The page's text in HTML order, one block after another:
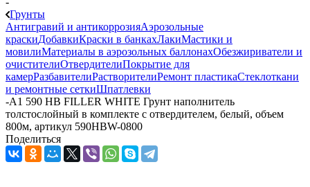
Грунты
Антигравий и антикоррозияАэрозольные
краскиДобавкиКраски в банкахЛакиМастики и
мовилиМатериалы в аэрозольных баллонахОбезжириватели и
очистителиОтвердителиПокрытие для
камерРазбавителиРастворителиРемонт пластикаСтеклоткани
и ремонтные сеткиШпатлевки
-A1 590 HB FILLER WHITE Грунт наполнитель
толстослойный в комплекте с отвердителем, белый, объем
800м, артикул 590HBW-0800
Поделиться